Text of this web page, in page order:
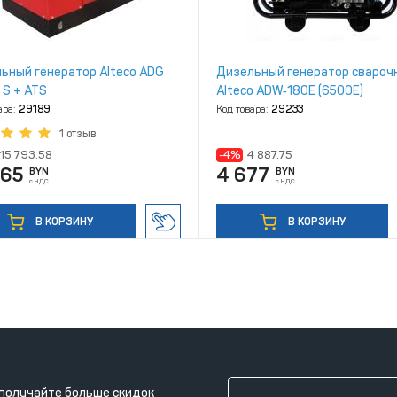
генератор Alteco ADG
+ ATS
29189
1 отзыв
15 793.58
BYN
с НДС
В КОРЗИНУ
Дизельный генератор
Alteco ADW‑180E (6500Е)
Код товара: 29233
-4% 4 887.75
4 677 BYN
с НДС
В КОРЗИНУ
больше скидок